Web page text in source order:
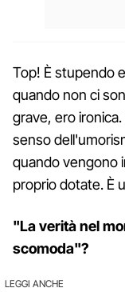
Top! È stupendo
quando non ci
grave, ero
senso
quando vengono
proprio dotate. È
"La verità nel
scomoda"?
LEGGI ANCHE